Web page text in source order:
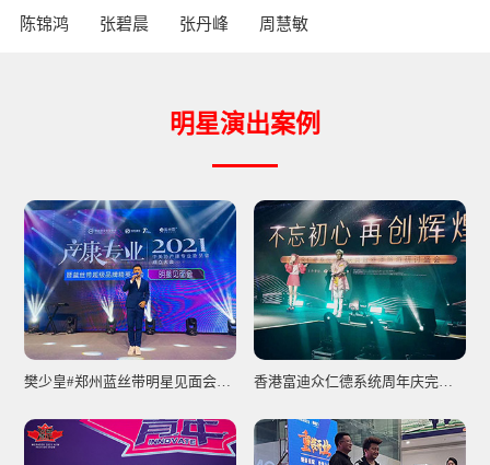
陈锦鸿
张碧晨 张丹峰 周慧敏
明星演出案例
樊少皇#郑州蓝丝带明星见面会圆满收工